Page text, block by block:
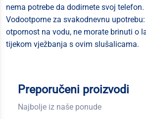
nema potrebe da dodirnete svoj telefon.
Vodootporne za svakodnevnu
otpornost na vodu, ne morate brinuti o
tijekom vježbanja s ovim slušalicama.
Preporučeni proizvodi
Najbolje iz naše ponude